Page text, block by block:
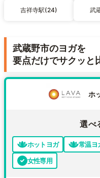
吉祥寺駅(24) 武
武蔵野市のヨガを
要点だけでサクッと
ホ
選べ
ホットヨガ 常温ヨ
女性専用